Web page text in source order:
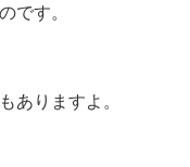
です。
ありますよ。